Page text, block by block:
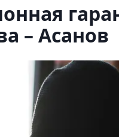
– Асанов